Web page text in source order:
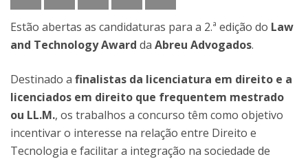
Estão abertas as candidaturas para a 2.ª edição do Law
and Technology Award da Abreu Advogados.
Destinado a finalistas da licenciatura em direito e a
licenciados em direito que frequentem mestrado
ou LL.M., os trabalhos a concurso têm como objetivo
incentivar o interesse na relação entre Direito e
Tecnologia e facilitar a integração na sociedade de